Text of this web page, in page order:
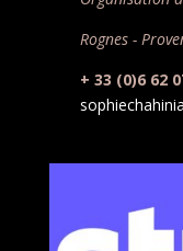
Rognes -
+ 33 (0)6 62